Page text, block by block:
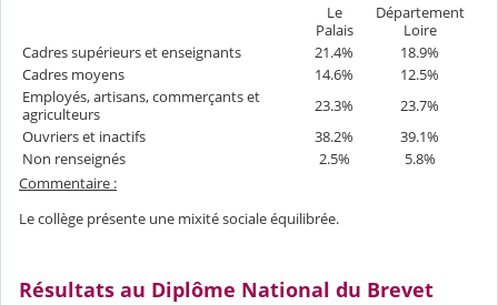
Le
Palais
Département
Loire
Cadres supérieurs et enseignants
21.4%
18.9%
Cadres moyens
14.6%
12.5%
Employés, artisans, commerçants et
agriculteurs
23.3%
23.7%
Ouvriers et inactifs
38.2%
39.1%
Non renseignés
2.5%
5.8%
Commentaire :
Le collège présente une mixité sociale équilibrée.
Résultats au Diplôme National du Brevet